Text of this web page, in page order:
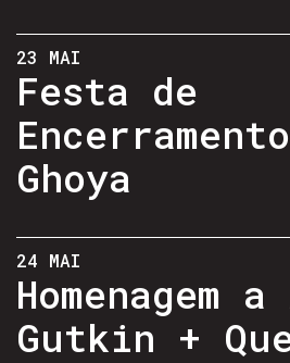
23 MAI
Festa de
Ghoya
24 MAI
Homenagem
Gutkin +